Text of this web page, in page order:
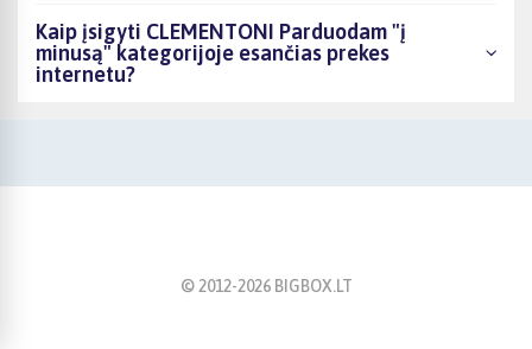
Kaip įsigyti CLEMENTONI Parduodam "į
minusą" kategorijoje esančias prekes
internetu?
© 2012-2026BIGBOX.LT